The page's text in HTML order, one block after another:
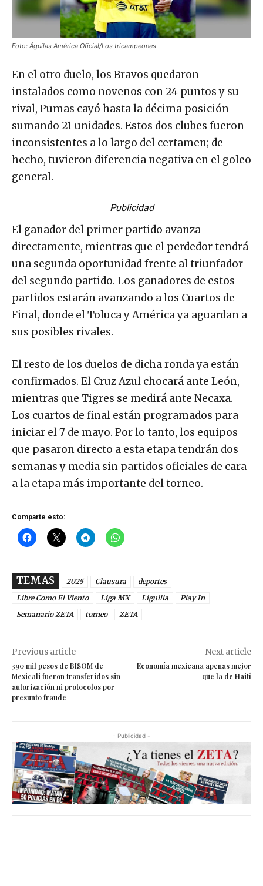
Foto: Águilas América Oficial/Los tricampeones
En el otro duelo, los Bravos quedaron
instalados como novenos con 24 puntos y su
rival, Pumas cayó hasta la décima posición
sumando 21 unidades. Estos dos clubes fueron
inconsistentes a lo largo del certamen; de
hecho, tuvieron diferencia negativa en el goleo
general.
Publicidad
El ganador del primer partido avanza
directamente, mientras que el perdedor tendrá
una segunda oportunidad frente al triunfador
del segundo partido. Los ganadores de estos
partidos estarán avanzando a los Cuartos de
Final, donde el Toluca y América ya aguardan a
sus posibles rivales.
El resto de los duelos de dicha ronda ya están
confirmados. El Cruz Azul chocará ante León,
mientras que Tigres se medirá ante Necaxa.
Los cuartos de final están programados para
iniciar el 7 de mayo. Por lo tanto, los equipos
que pasaron directo a esta etapa tendrán dos
semanas y media sin partidos oficiales de cara
a la etapa más importante del torneo.
Comparte esto:
TEMAS 2025 Clausura
deportes
Libre Como El Viento
Liga MX Liguilla
Play In
Semanario ZETA
torneo ZETA
Previous article
390 mil pesos de BISOM de
Mexicali fueron transferidos sin
autorización ni protocolos por
presunto fraude
Next article
Economía mexicana apenas mejor
que la de Haití
- Publicidad -